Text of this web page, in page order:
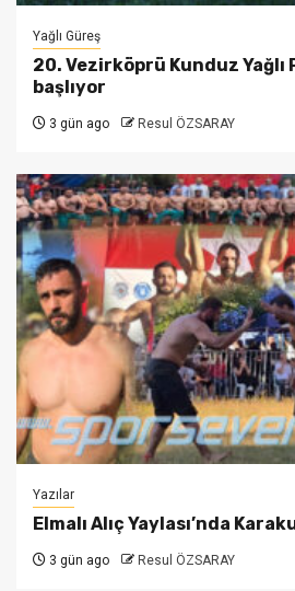
Yağlı Güreş
20. Vezirköprü Kunduz
başlıyor
3 gün ago Resul ÖZSARAY
Yazılar
Elmalı Alıç Yaylası’nda
3 gün ago Resul ÖZSARAY